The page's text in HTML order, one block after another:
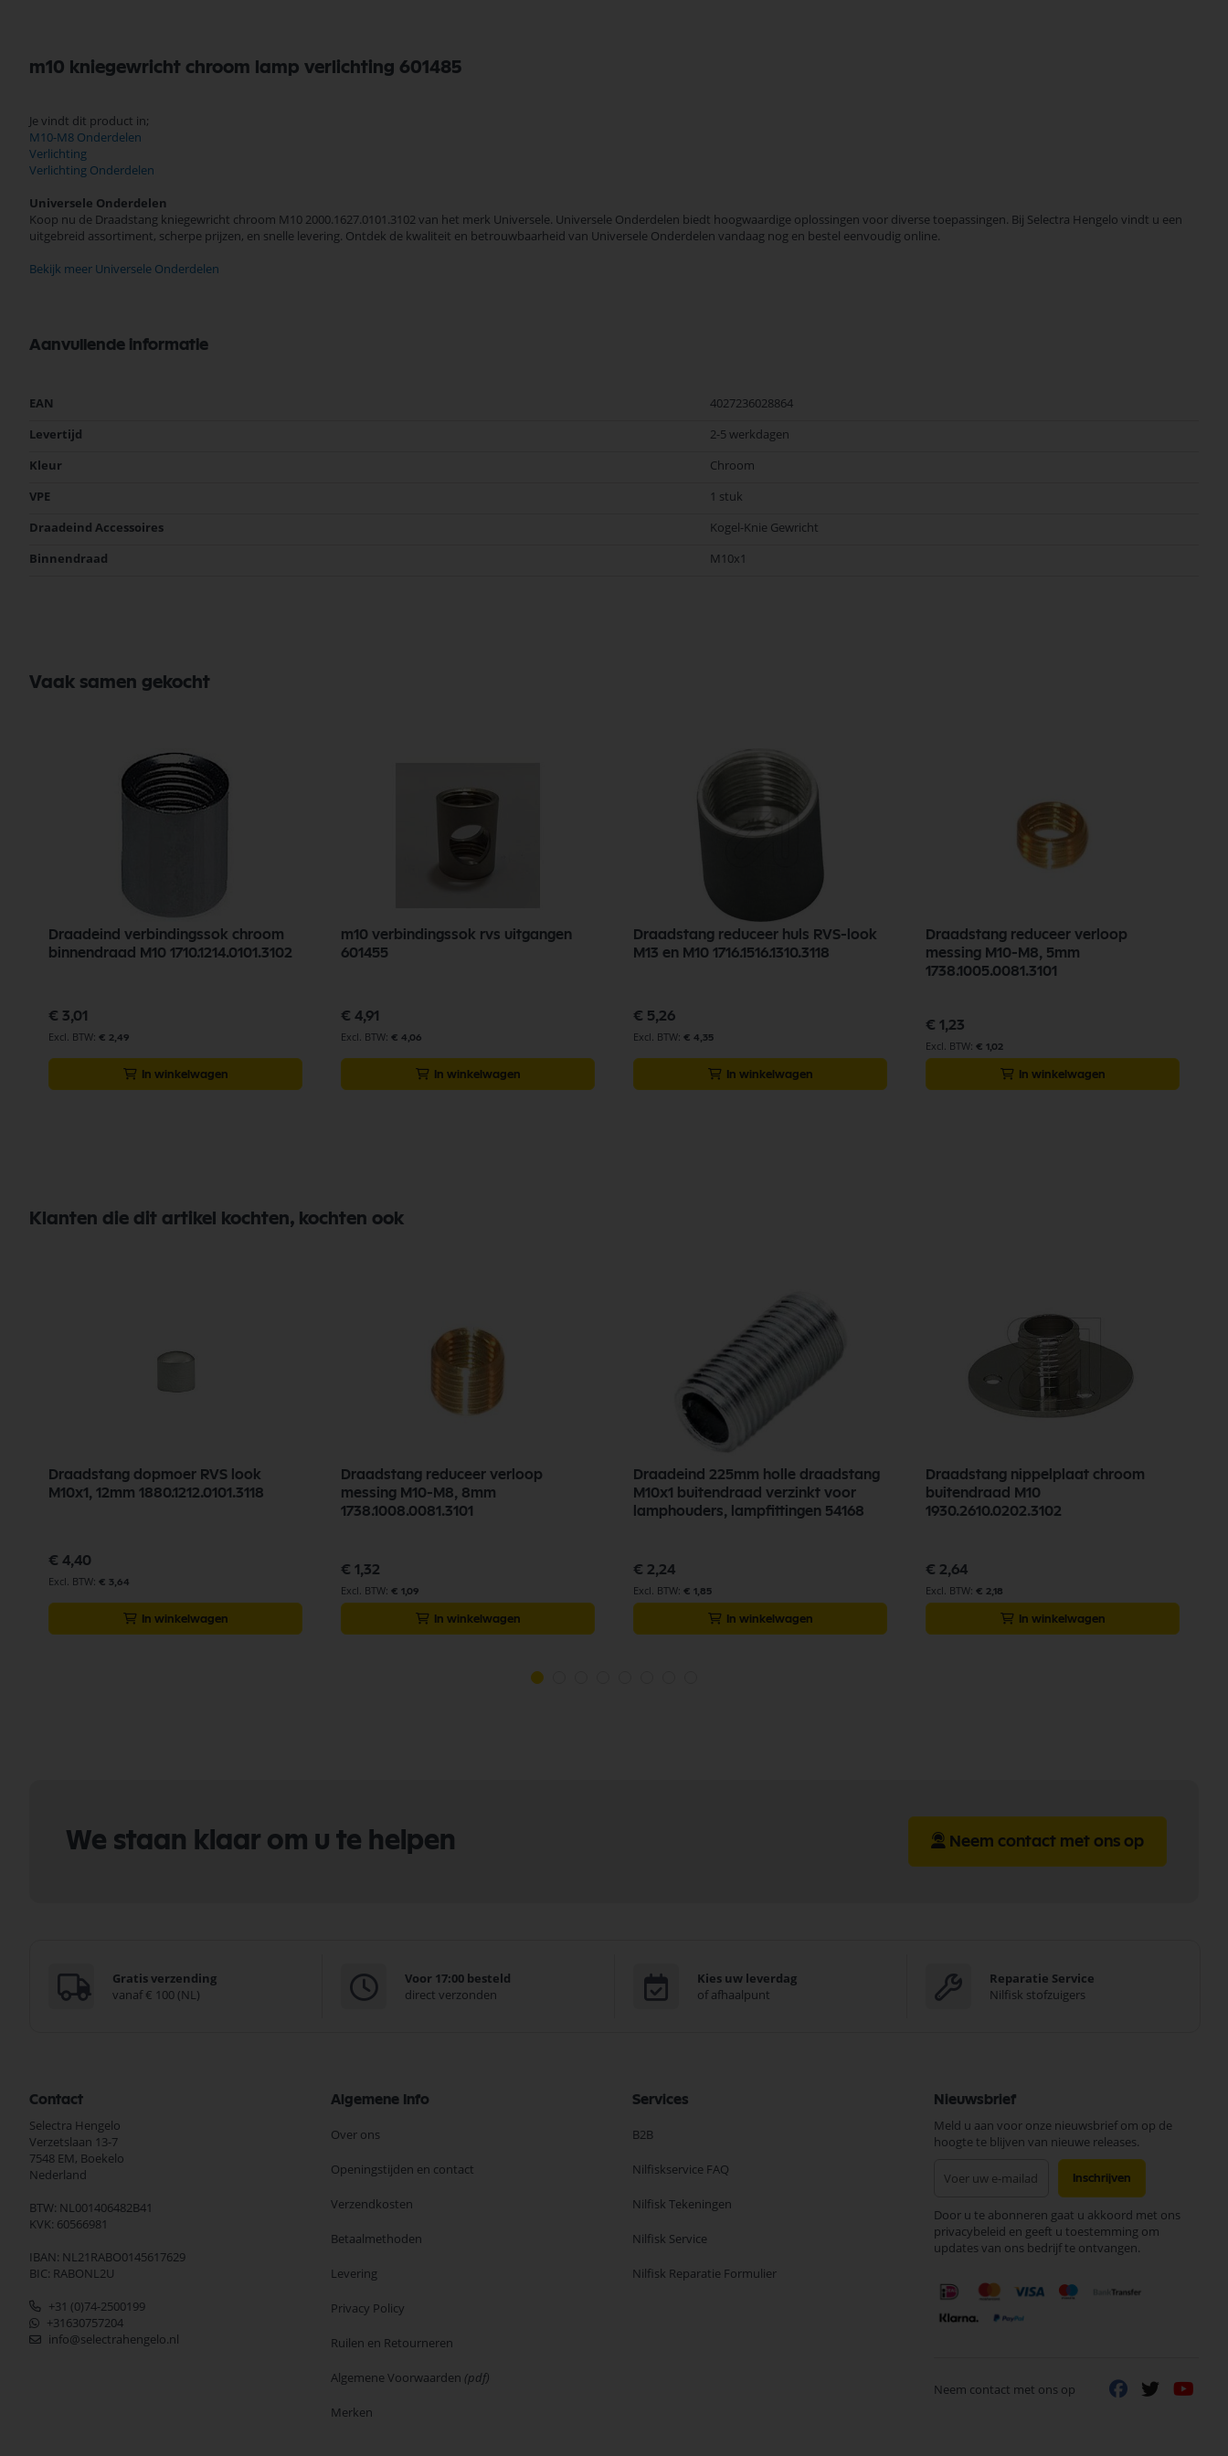
m10 kniegewricht chroom lamp verlichting 601485
Je vindt dit product in;
M10-M8 Onderdelen
Verlichting
Verlichting Onderdelen
Universele Onderdelen
Koop nu de Draadstang kniegewricht chroom M10 2000.1627.0101.3102 van het merk Universele. Universele Onderdelen biedt hoogwaardige oplossingen voor diverse toepassingen. Bij Selectra Hengelo vindt u een
uitgebreid assortiment, scherpe prijzen, en snelle levering. Ontdek de kwaliteit en betrouwbaarheid van Universele Onderdelen vandaag nog en bestel eenvoudig online.
Bekijk meer Universele Onderdelen
Aanvullende informatie
Meer
EAN
4027236028864
Levertijd
2-5 werkdagen
Kleur
Chroom
VPE
1 stuk
Draadeind Accessoires
Kogel-Knie Gewricht
Binnendraad
M10x1
Vaak samen gekocht
Draadeind verbindingssok chroom
binnendraad M10 1710.1214.0101.3102
€ 3,01
€ 2,49
In winkelwagen
m10 verbindingssok rvs uitgangen
601455
€ 4,91
€ 4,06
In winkelwagen
Draadstang reduceer huls RVS-look
M13 en M10 1716.1516.1310.3118
€ 5,26
€ 4,35
In winkelwagen
Draadstang reduceer verloop
messing M10-M8, 5mm
1738.1005.0081.3101
€ 1,23
€ 1,02
In winkelwagen
Klanten die dit artikel kochten, kochten ook
Draadstang dopmoer RVS look
M10x1, 12mm 1880.1212.0101.3118
€ 4,40
€ 3,64
In winkelwagen
Draadstang reduceer verloop
messing M10-M8, 8mm
1738.1008.0081.3101
€ 1,32
€ 1,09
In winkelwagen
Draadeind 225mm holle draadstang
M10x1 buitendraad verzinkt voor
lamphouders, lampfittingen 54168
€ 2,24
€ 1,85
In winkelwagen
Draadstang nippelplaat chroom
buitendraad M10
1930.2610.0202.3102
€ 2,64
€ 2,18
In winkelwagen
We staan klaar om u te helpen Neem contact met ons op
Gratis verzending
vanaf € 100 (NL)
Voor 17:00 besteld
direct verzonden
Kies uw leverdag
of afhaalpunt
Reparatie Service
Nilfisk stofzuigers
Contact
Selectra Hengelo
Verzetslaan 13-7
7548 EM, Boekelo
Nederland
BTW: NL001406482B41
KVK: 60566981
IBAN: NL21RABO0145617629
BIC: RABONL2U
+31 (0)74-2500199
+31630757204
info@selectrahengelo.nl
Algemene Info
Over ons
Openingstijden en contact
Verzendkosten
Betaalmethoden
Levering
Privacy Policy
Ruilen en Retourneren
Algemene Voorwaarden (pdf)
Merken
Services
B2B
Nilfiskservice FAQ
Nilfisk Tekeningen
Nilfisk Service
Nilfisk Reparatie Formulier
Nieuwsbrief
Meld u aan voor onze nieuwsbrief om op de
hoogte te blijven van nieuwe releases.
onze
nieuwsbrief
Inschrijven
Door u te abonneren gaat u akkoord met ons
privacybeleid en geeft u toestemming om
updates van ons bedrijf te ontvangen.
Neem contact met ons op